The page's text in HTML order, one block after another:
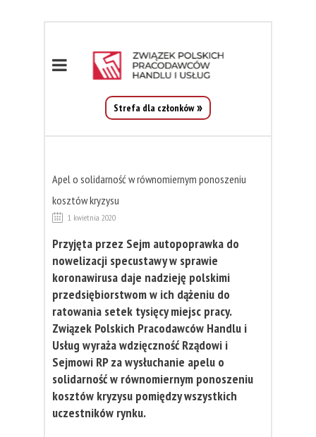
Strefa dla członków
Apel o solidarność w równomiernym ponoszeniu
kosztów kryzysu
1 kwietnia 2020
Przyjęta przez Sejm autopoprawka do
nowelizacji specustawy w sprawie
koronawirusa daje nadzieję polskimi
przedsiębiorstwom w ich dążeniu do
ratowania setek tysięcy miejsc pracy.
Związek Polskich Pracodawców Handlu i
Usług wyraża wdzięczność Rządowi i
Sejmowi RP za wysłuchanie apelu o
solidarność w równomiernym ponoszeniu
kosztów kryzysu pomiędzy wszystkich
uczestników rynku.